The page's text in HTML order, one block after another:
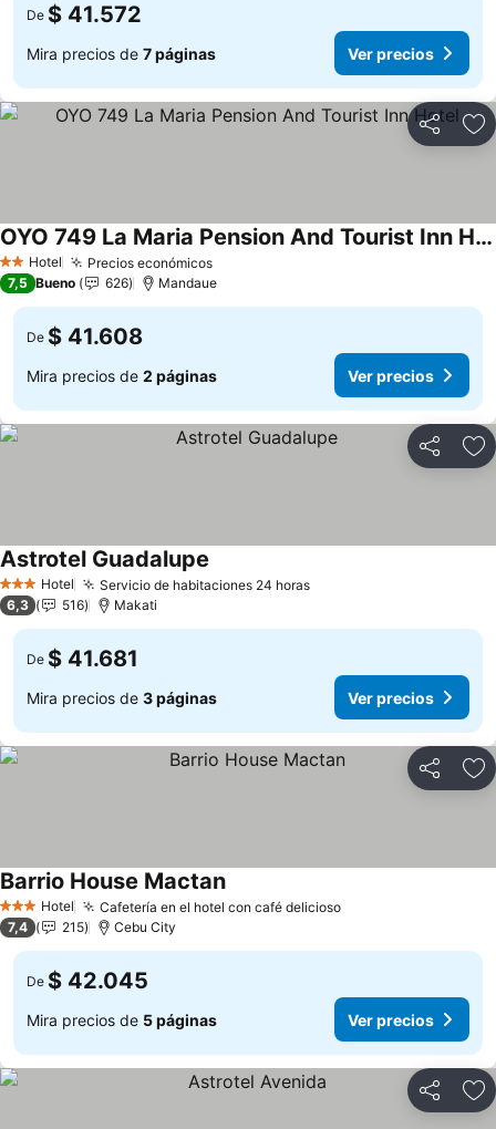
De $ 41.572
Mira precios de 7 páginas Ver precios
Compartir
2 Estrellas
Hotel Precios económicos
OYO 749 La Maria Pension And Tourist Inn Hotel
7,5 Bueno 626 Mandaue
De $ 41.608
Mira precios de 2 páginas Ver precios
Compartir
3 Estrellas
Hotel Servicio de habitaciones 24 horas
Astrotel Guadalupe
6,3 516 Makati
De $ 41.681
Mira precios de 3 páginas Ver precios
Compartir
3 Estrellas
Hotel Cafetería en el hotel con café delicioso
Barrio House Mactan
7,4 215 Cebu City
De $ 42.045
Mira precios de 5 páginas Ver precios
Compartir